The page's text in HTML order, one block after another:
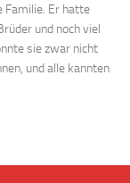
Familie. Er hatte
und noch viel
sie zwar nicht
und alle kannten